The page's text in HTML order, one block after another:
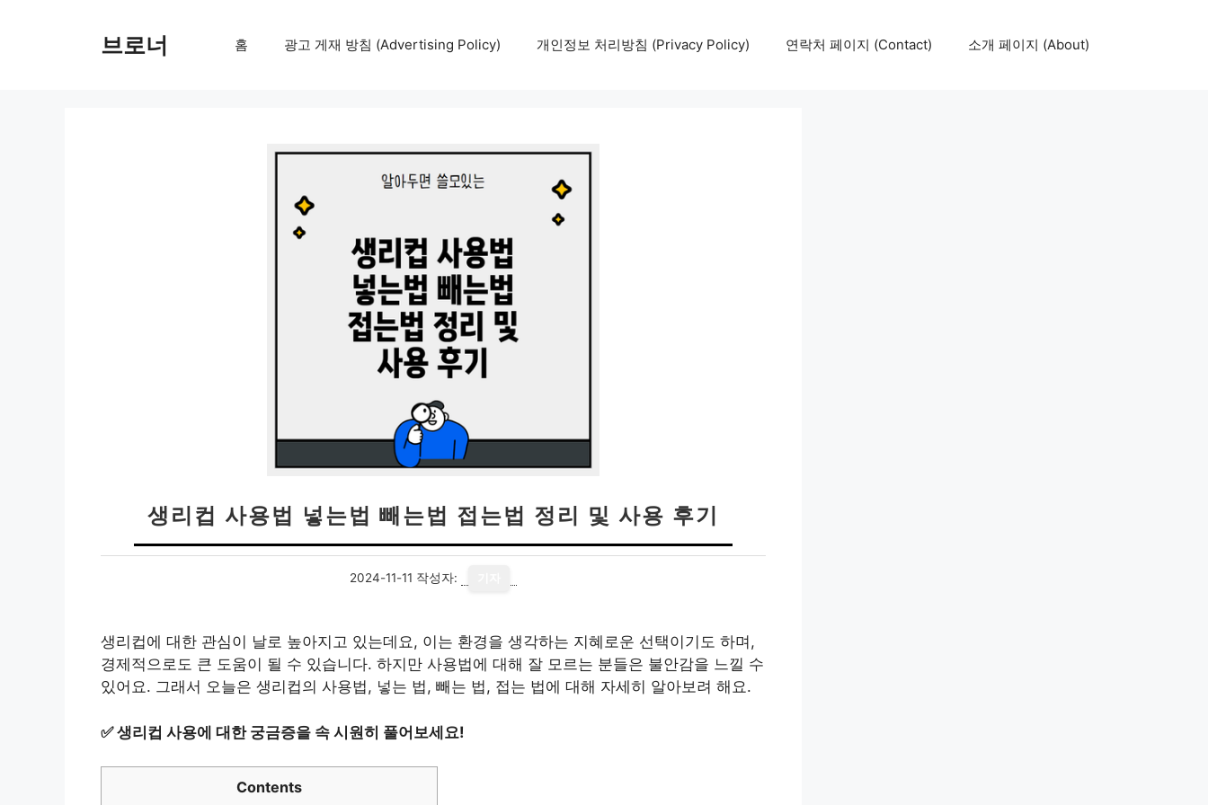
브로너 홈 광고 게재 방침 (Advertising Policy) 개인정보 처리방침 (Privacy Policy) 연락처 페이지 (Contact) 소개 페이지 (About)
생리컵 사용법 넣는법 빼는법 접는법 정리 및 사용 후기
2024-11-11 작성자:
생리컵에 대한 관심이 날로 높아지고 있는데요, 이는 환경을 생각하는 지혜로운 선택이기도 하며,
경제적으로도 큰 도움이 될 수 있습니다. 하지만 사용법에 대해 잘 모르는 분들은 불안감을 느낄 수
있어요. 그래서 오늘은 생리컵의 사용법, 넣는 법, 빼는 법, 접는 법에 대해 자세히 알아보려 해요.
✅생리컵 사용에 대한 궁금증을 속 시원히 풀어보세요!
Contents